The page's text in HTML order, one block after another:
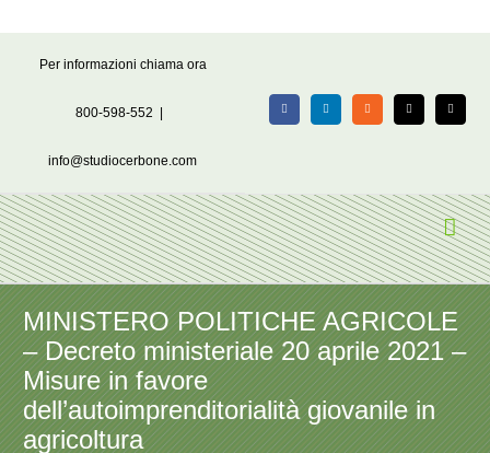
Per informazioni chiama ora
800-598-552
info@studiocerbone.com
FacebookLinkedIn Rss X Email
MINISTERO POLITICHE AGRICOLE
– Decreto ministeriale 20 aprile 2021 –
Misure in favore
dell’autoimprenditorialità giovanile in
agricoltura